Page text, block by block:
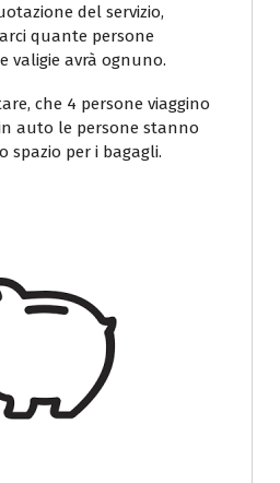
del servizio,
quante persone
valigie avrà ognuno.
che 4 persone viaggino
auto le persone stanno
spazio per i bagagli.